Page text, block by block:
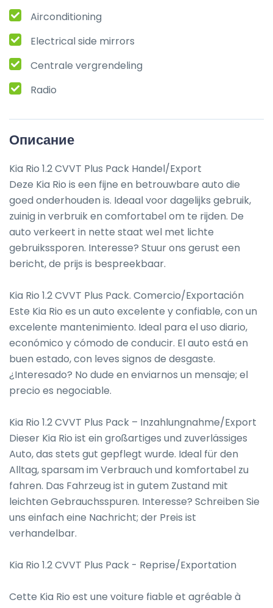
Airconditioning
Electrical side mirrors
Centrale vergrendeling
Radio
Описание
Kia Rio 1.2 CVVT Plus Pack Handel/Export
Deze Kia Rio is een fijne en betrouwbare auto die
goed onderhouden is. Ideaal voor dagelijks gebruik,
zuinig in verbruik en comfortabel om te rijden. De
auto verkeert in nette staat wel met lichte
gebruikssporen. Interesse? Stuur ons gerust een
bericht, de prijs is bespreekbaar.
Kia Rio 1.2 CVVT Plus Pack. Comercio/Exportación
Este Kia Rio es un auto excelente y confiable, con un
excelente mantenimiento. Ideal para el uso diario,
económico y cómodo de conducir. El auto está en
buen estado, con leves signos de desgaste.
¿Interesado? No dude en enviarnos un mensaje; el
precio es negociable.
Kia Rio 1.2 CVVT Plus Pack – Inzahlungnahme/Export
Dieser Kia Rio ist ein großartiges und zuverlässiges
Auto, das stets gut gepflegt wurde. Ideal für den
Alltag, sparsam im Verbrauch und komfortabel zu
fahren. Das Fahrzeug ist in gutem Zustand mit
leichten Gebrauchsspuren. Interesse? Schreiben Sie
uns einfach eine Nachricht; der Preis ist
verhandelbar.
Kia Rio 1.2 CVVT Plus Pack - Reprise/Exportation
Cette Kia Rio est une voiture fiable et agréable à